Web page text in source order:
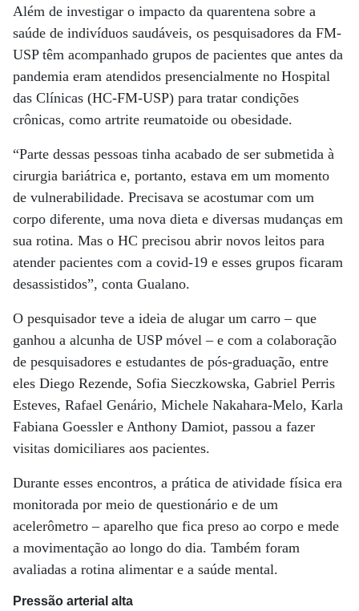
Além de investigar o impacto da quarentena sobre a
saúde de indivíduos saudáveis, os pesquisadores da FM-
USP têm acompanhado grupos de pacientes que antes da
pandemia eram atendidos presencialmente no Hospital
das Clínicas (HC-FM-USP) para tratar condições
crônicas, como artrite reumatoide ou obesidade.
“Parte dessas pessoas tinha acabado de ser submetida à
cirurgia bariátrica e, portanto, estava em um momento
de vulnerabilidade. Precisava se acostumar com um
corpo diferente, uma nova dieta e diversas mudanças em
sua rotina. Mas o HC precisou abrir novos leitos para
atender pacientes com a covid-19 e esses grupos ficaram
desassistidos”, conta Gualano.
O pesquisador teve a ideia de alugar um carro – que
ganhou a alcunha de USP móvel – e com a colaboração
de pesquisadores e estudantes de pós-graduação, entre
eles Diego Rezende, Sofia Sieczkowska, Gabriel Perris
Esteves, Rafael Genário, Michele Nakahara-Melo, Karla
Fabiana Goessler e Anthony Damiot, passou a fazer
visitas domiciliares aos pacientes.
Durante esses encontros, a prática de atividade física era
monitorada por meio de questionário e de um
acelerômetro – aparelho que fica preso ao corpo e mede
a movimentação ao longo do dia. Também foram
avaliadas a rotina alimentar e a saúde mental.
Pressão arterial alta